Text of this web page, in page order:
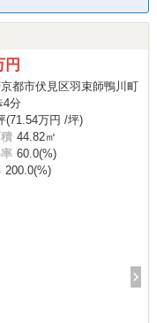
円
都市伏見区羽束師鴨川町
4分
(71.54万円 /坪)
44.82㎡
60.0(%)
200.0(%)